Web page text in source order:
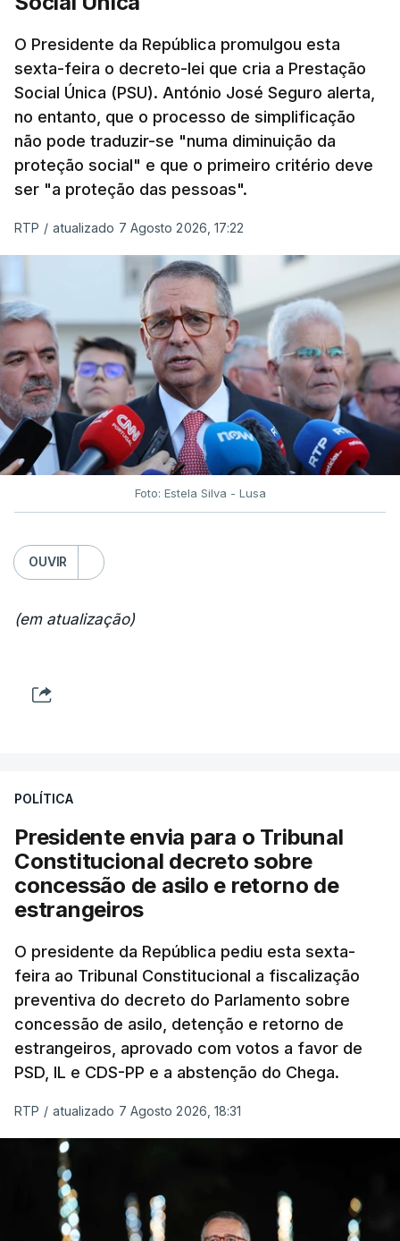
O Presidente da República promulgou esta
sexta-feira o decreto-lei que cria a Prestação
Social Única (PSU). António José Seguro alerta,
no entanto, que o processo de simplificação
não pode traduzir-se "numa diminuição da
proteção social" e que o primeiro critério deve
ser "a proteção das pessoas".
RTP / atualizado 7 Agosto 2026, 17:22
Foto: Estela Silva - Lusa
OUVIR
(em atualização)
POLÍTICA
Presidente envia para o Tribunal
Constitucional decreto sobre
concessão de asilo e retorno de
estrangeiros
O presidente da República pediu esta sexta-
feira ao Tribunal Constitucional a fiscalização
preventiva do decreto do Parlamento sobre
concessão de asilo, detenção e retorno de
estrangeiros, aprovado com votos a favor de
PSD, IL e CDS-PP e a abstenção do Chega.
RTP / atualizado 7 Agosto 2026, 18:31